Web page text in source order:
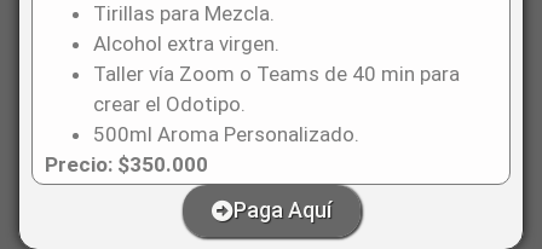
Tirillas para Mezcla.
Alcohol extra virgen.
Taller vía Zoom o Teams de 40 min para
crear el Odotipo.
500ml Aroma Personalizado.
Precio: $350.000
Paga Aquí